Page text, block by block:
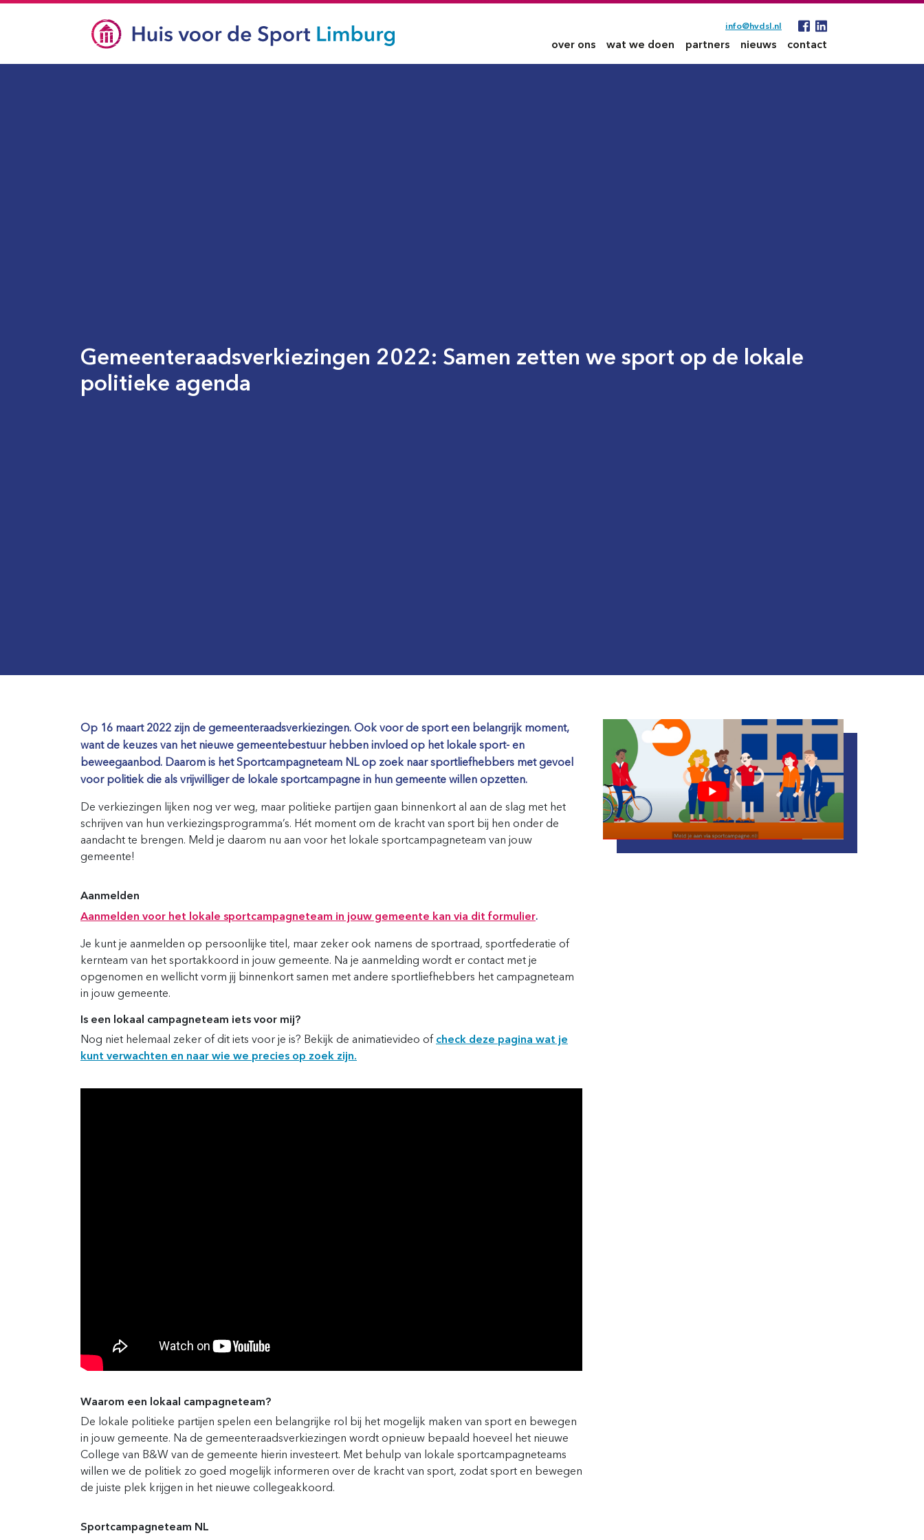
info@hvdsl.nl
over ons wat we doen partners nieuws contact
Gemeenteraadsverkiezingen 2022: Samen zetten we sport op de lokale
politieke agenda
Op 16 maart 2022 zijn de gemeenteraadsverkiezingen. Ook voor de sport een belangrijk moment,
want de keuzes van het nieuwe gemeentebestuur hebben invloed op het lokale sport- en
beweegaanbod. Daarom is het Sportcampagneteam NL op zoek naar sportliefhebbers met gevoel
voor politiek die als vrijwilliger de lokale sportcampagne in hun gemeente willen opzetten.
De verkiezingen lijken nog ver weg, maar politieke partijen gaan binnenkort al aan de slag met het
schrijven van hun verkiezingsprogramma’s. Hét moment om de kracht van sport bij hen onder de
aandacht te brengen. Meld je daarom nu aan voor het lokale sportcampagneteam van jouw
gemeente!
Aanmelden
Aanmelden voor het lokale sportcampagneteam in jouw gemeente kan via dit formulier.
Je kunt je aanmelden op persoonlijke titel, maar zeker ook namens de sportraad, sportfederatie of
kernteam van het sportakkoord in jouw gemeente. Na je aanmelding wordt er contact met je
opgenomen en wellicht vorm jij binnenkort samen met andere sportliefhebbers het campagneteam
in jouw gemeente.
Is een lokaal campagneteam iets voor mij?
Nog niet helemaal zeker of dit iets voor je is? Bekijk de animatievideo of check deze pagina wat je
kunt verwachten en naar wie we precies op zoek zijn.
Waarom een lokaal campagneteam?
De lokale politieke partijen spelen een belangrijke rol bij het mogelijk maken van sport en bewegen
in jouw gemeente. Na de gemeenteraadsverkiezingen wordt opnieuw bepaald hoeveel het nieuwe
College van B&W van de gemeente hierin investeert. Met behulp van lokale sportcampagneteams
willen we de politiek zo goed mogelijk informeren over de kracht van sport, zodat sport en bewegen
de juiste plek krijgen in het nieuwe collegeakkoord.
Sportcampagneteam NL